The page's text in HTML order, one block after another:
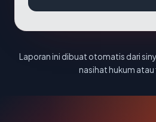
Laporan ini dibuat otomatis dari
nasihat hukum atau